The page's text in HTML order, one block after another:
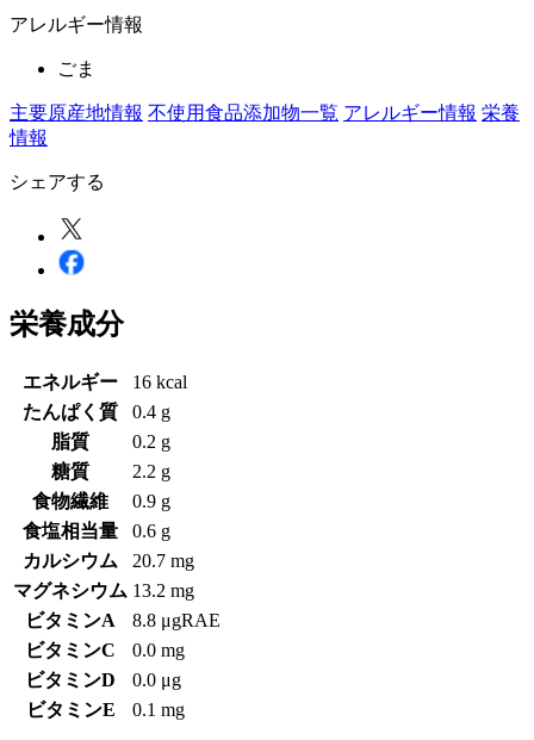
アレルギー情報
ごま
主要原産地情報 不使用食品添加物一覧 アレルギー情報 栄養
情報
シェアする
栄養成分
エネルギー
16 kcal
たんぱく質
0.4 g
脂質
0.2 g
糖質
2.2 g
食物繊維
0.9 g
食塩相当量
0.6 g
カルシウム
20.7 mg
マグネシウム 13.2 mg
ビタミンA
8.8 μgRAE
ビタミンC
0.0 mg
ビタミンD
0.0 μg
ビタミンE
0.1 mg